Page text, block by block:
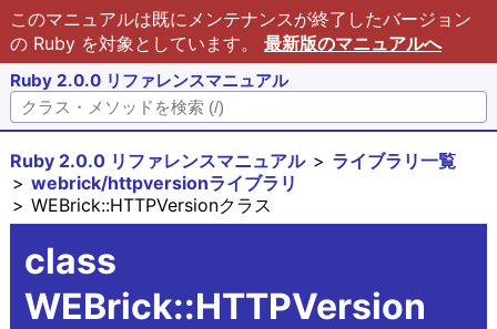
このマニュアルは既にメンテナンスが終了したバージョン
の Ruby を対象としています。 最新版のマニュアルへ
Ruby 2.0.0 リファレンスマニュアル
Ruby 2.0.0 リファレンスマニュアル
ライブラリ一覧
webrick/httpversionライブラリ
WEBrick::HTTPVersionクラス
class
WEBrick::HTTPVersion